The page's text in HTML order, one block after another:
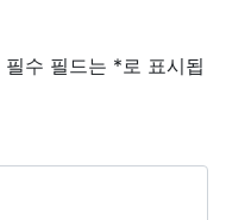
필수 필드는 *로 표시됩